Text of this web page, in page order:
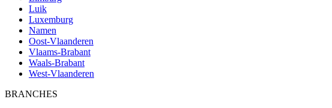
Luik
Luxemburg
Namen
Oost-Vlaanderen
Vlaams-Brabant
Waals-Brabant
West-Vlaanderen
BRANCHES